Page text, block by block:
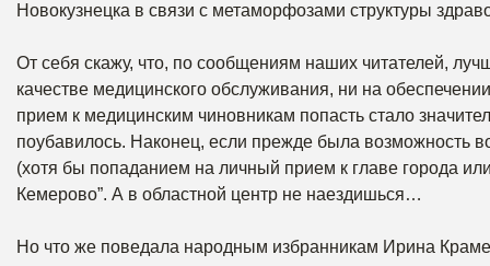
Новокузнецка в связи с метаморфозами структуры
От себя скажу, что, по сообщениям наших читателей,
качестве медицинского обслуживания, ни на
прием к медицинским чиновникам попасть стало
поубавилось. Наконец, если прежде была возможность
(хотя бы попаданием на личный прием к главе города
Кемерово”. А в областной центр не наездишься…
Но что же поведала народным избранникам Ирина